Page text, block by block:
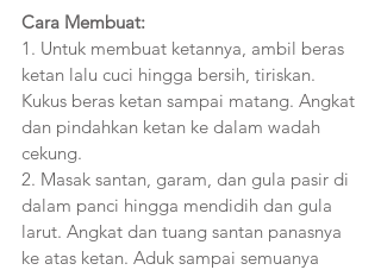
Cara Membuat:
1. Untuk membuat ketannya, ambil beras
ketan lalu cuci hingga bersih, tiriskan.
Kukus beras ketan sampai matang. Angkat
dan pindahkan ketan ke dalam wadah
cekung.
2. Masak santan, garam, dan gula pasir di
dalam panci hingga mendidih dan gula
larut. Angkat dan tuang santan panasnya
ke atas ketan. Aduk sampai semuanya